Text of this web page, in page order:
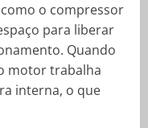
o compressor
para liberar
Quando
motor trabalha
interna, o que